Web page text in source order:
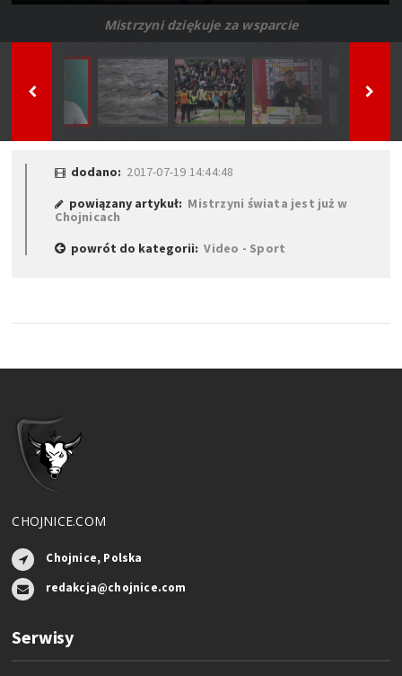
Mistrzyni dziękuje za wsparcie
dodano: 2017-07-19 14:44:48
powiązany artykuł: Mistrzyni świata jest już w
Chojnicach
powrót do kategorii:Video - Sport
CHOJNICE.COM
Chojnice, Polska
redakcja@chojnice.com
Serwisy